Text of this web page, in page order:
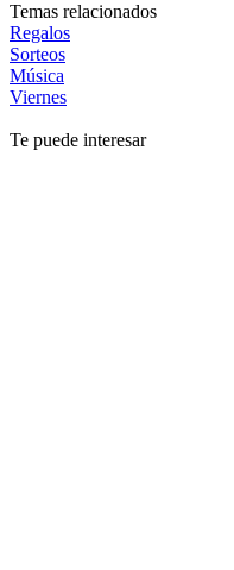
Temas relacionados
Regalos
Sorteos
Música
Viernes
Te puede interesar